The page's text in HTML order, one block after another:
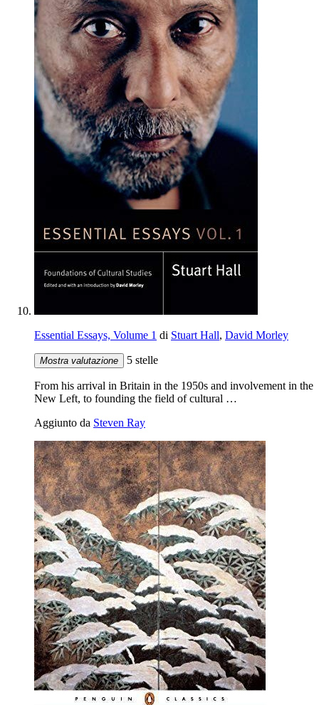
Essential Essays, Volume 1 di Stuart Hall, David Morley
Mostra valutazione 5 stelle
From his arrival in Britain in the 1950s and involvement in the
New Left, to founding the field of cultural …
Aggiunto da Steven Ray